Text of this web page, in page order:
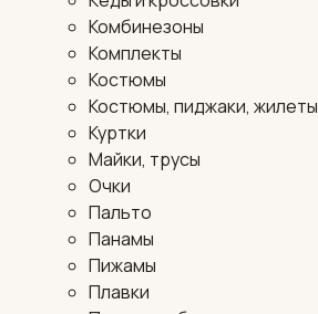
Комбинезоны
Комплекты
Костюмы
Костюмы, пиджаки, жилеты
Куртки
Майки, трусы
Очки
Пальто
Панамы
Пижамы
Плавки